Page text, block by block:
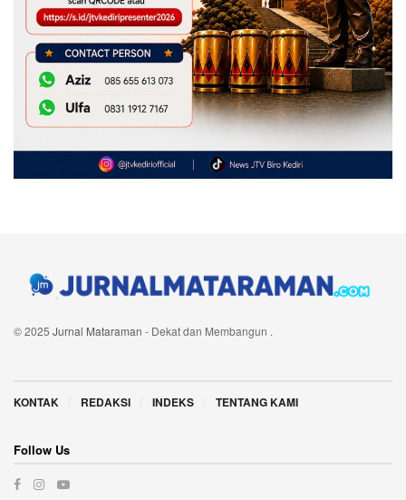
© 2025 Jurnal Mataraman - Dekat dan Membangun .
KONTAK REDAKSI INDEKS TENTANG KAMI
Follow Us